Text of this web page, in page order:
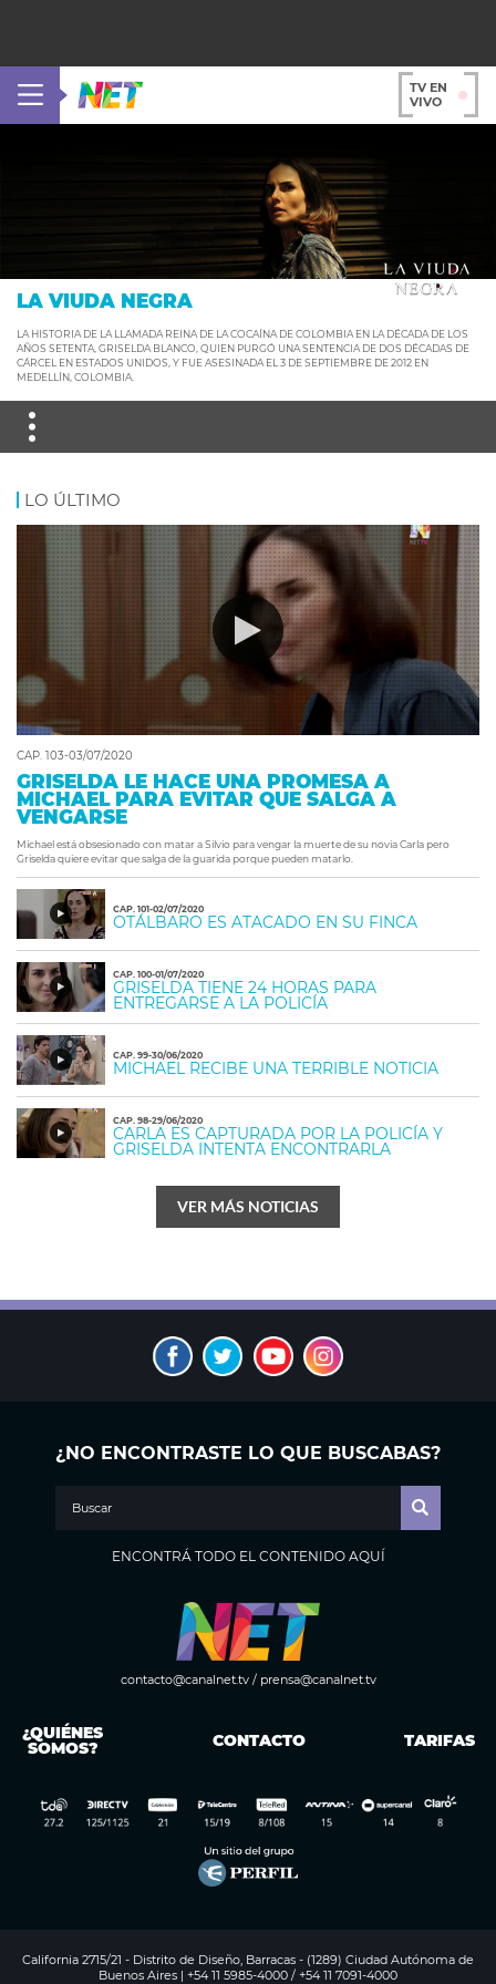
TV EN
VIVO
LA VIUDA NEGRA
LA HISTORIA DE LA LLAMADA REINA DE LA COCAÍNA DE COLOMBIA EN LA DÉCADA DE LOS
AÑOS SETENTA, GRISELDA BLANCO, QUIEN PURGÓ UNA SENTENCIA DE DOS DÉCADAS DE
CÁRCEL EN ESTADOS UNIDOS, Y FUE ASESINADA EL 3 DE SEPTIEMBRE DE 2012 EN
MEDELLÍN, COLOMBIA.
LO ÚLTIMO
CAP. 103-03/07/2020
GRISELDA LE HACE UNA PROMESA A
MICHAEL PARA EVITAR QUE SALGA A
VENGARSE
Michael está obsesionado con matar a Silvio para vengar la muerte de su novia Carla pero
Griselda quiere evitar que salga de la guarida porque pueden matarlo.
CAP. 101-02/07/2020
OTÁLBARO ES ATACADO EN SU FINCA
CAP. 100-01/07/2020
GRISELDA TIENE 24 HORAS PARA
ENTREGARSE A LA POLICÍA
CAP. 99-30/06/2020
MICHAEL RECIBE UNA TERRIBLE NOTICIA
CAP. 98-29/06/2020
CARLA ES CAPTURADA POR LA POLICÍA Y
GRISELDA INTENTA ENCONTRARLA
VER MÁS NOTICIAS
¿NO ENCONTRASTE LO QUE BUSCABAS?
ENCONTRÁ TODO EL CONTENIDO AQUÍ
contacto@canalnet.tv/ prensa@canalnet.tv
¿QUIÉNES
SOMOS? CONTACTO TARIFAS
California 2715/21 - Distrito de Diseño, Barracas - (1289) Ciudad Autónoma de
Buenos Aires | +54 11 5985-4000 / +54 11 7091-4000